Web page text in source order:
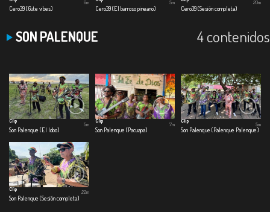
Cero39 (Gute vibes)
6m
Cero39 (El barroso pineano)
5m
Cero39 (Sesión completa)
20m
SON PALENQUE 4 contenidos
Clip
Son Palenque (El lobo)
5m
Clip
Son Palenque (Pacuapa)
7m
Clip
Son Palenque (Palenque Palenque)
5m
Clip
Son Palenque (Sesión completa)
22m